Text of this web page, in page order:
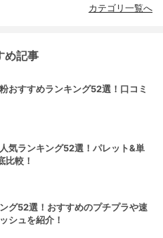
カテゴリ一覧へ
め記事
おすすめランキング52選！口コミ
気ランキング52選！パレット&単
比較！
グ52選！おすすめのプチプラや速
シュを紹介！